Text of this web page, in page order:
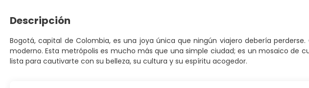
Descripción
Bogotá, capital de Colombia, es una joya única que ningún viajero debería
moderno. Esta metrópolis es mucho más que una simple ciudad; es un mosaico de
lista para cautivarte con su belleza, su cultura y su espíritu acogedor.